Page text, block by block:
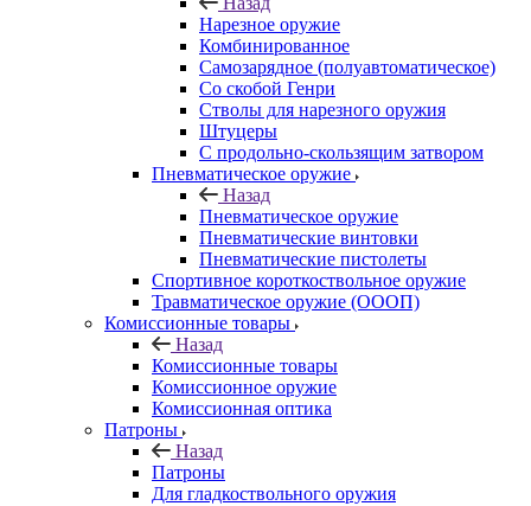
Нарезное оружие
Комбинированное
Самозарядное (полуавтоматическое)
Со скобой Генри
Стволы для нарезного оружия
Штуцеры
С продольно-скользящим затвором
Пневматическое оружие
Назад
Пневматическое оружие
Пневматические винтовки
Пневматические пистолеты
Спортивное короткоствольное оружие
Травматическое оружие (ОООП)
Комиссионные товары
Назад
Комиссионные товары
Комиссионное оружие
Комиссионная оптика
Патроны
Назад
Патроны
Для гладкоствольного оружия